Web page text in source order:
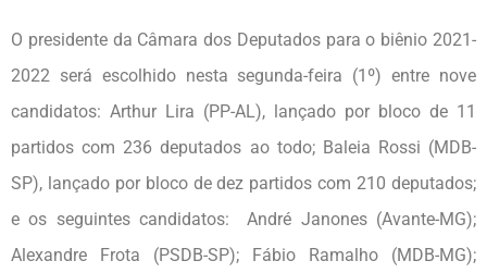
O presidente da Câmara dos Deputados para o biênio 2021-
2022 será escolhido nesta segunda-feira (1º) entre nove
candidatos: Arthur Lira (PP-AL), lançado por bloco de 11
partidos com 236 deputados ao todo; Baleia Rossi (MDB-
SP), lançado por bloco de dez partidos com 210 deputados;
e os seguintes candidatos: André Janones (Avante-MG);
Alexandre Frota (PSDB-SP); Fábio Ramalho (MDB-MG);